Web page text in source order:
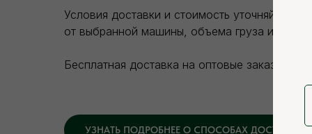
Условия доставки и стоимость уточняйте
от выбранной машины, объема груза и зоны
Бесплатная доставка на оптовые заказы.
УЗНАТЬ ПОДРОБНЕЕ О СПОСОБАХ ДОСТАВКИ